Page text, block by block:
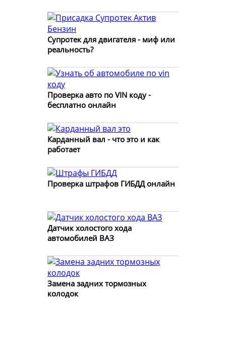
Супротек для двигателя - миф или
реальность?
Проверка авто по VIN коду -
бесплатно онлайн
Карданный вал - что это и как
работает
Проверка штрафов ГИБДД онлайн
Датчик холостого хода
автомобилей ВАЗ
Замена задних тормозных
колодок